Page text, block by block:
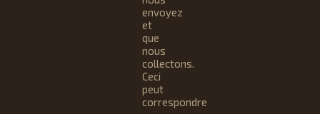
envoyez
et
que
nous
collectons.
Ceci
peut
correspondre